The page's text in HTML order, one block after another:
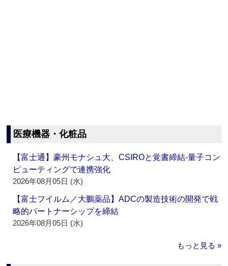
医療機器・化粧品
【富士通】豪州モナシュ大、CSIROと覚書締結‐量子コン
ピューティングで連携強化
2026年08月05日 (水)
【富士フイルム／大鵬薬品】ADCの製造技術の開発で戦
略的パートナーシップを締結
2026年08月05日 (水)
もっと見る »